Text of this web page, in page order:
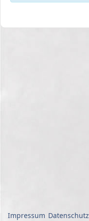
Impressum Datenschutz